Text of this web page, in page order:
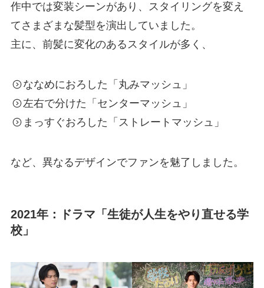
作中では変装シーンがあり、スタイリングを変え
てさまざまな髪型を演出していました。
主に、前髪に変化のあるスタイルが多く、
ななめにおろした「丸みマッシュ」
左右で分けた「センターマッシュ」
まっすぐおろした「ストレートマッシュ」
など、異なるデザインでファンを魅了しました。
2021年：ドラマ「生徒が人生をやり直せる学
校」